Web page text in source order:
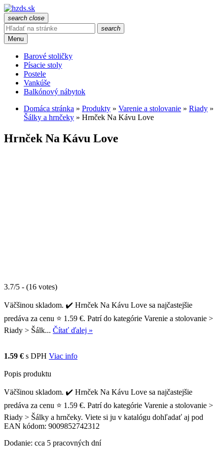
search close
search
Menu
Barové stoličky
Písacie stoly
Postele
Vankúše
Balkónový nábytok
Domáca stránka » Produkty » Varenie a stolovanie » Riady »
Šálky a hrnčeky » Hrnček Na Kávu Love
Hrnček Na Kávu Love
3.7/5 - (16 votes)
Väčšinou skladom. ✔️ Hrnček Na Kávu Love sa najčastejšie
predáva za cenu ⭐ 1.59 €. Patrí do kategórie Varenie a stolovanie >
Riady > Šálk... Čítať ďalej »
1.59 € s DPH Viac info
Popis produktu
Väčšinou skladom. ✔️ Hrnček Na Kávu Love sa najčastejšie
predáva za cenu ⭐ 1.59 €. Patrí do kategórie Varenie a stolovanie >
Riady > Šálky a hrnčeky. Viete si ju v katalógu dohľadať aj pod
EAN kódom: 9009852742312
Dodanie: cca 5 pracovných dní